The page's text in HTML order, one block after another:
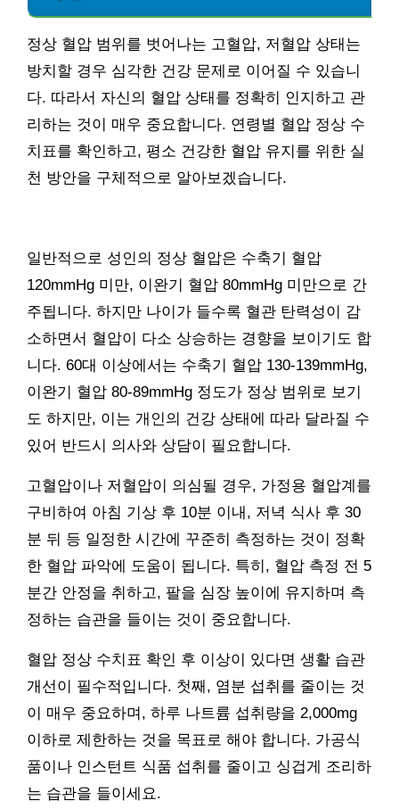
정상 혈압 범위를 벗어나는 고혈압, 저혈압 상태는
방치할 경우 심각한 건강 문제로 이어질 수 있습니
다. 따라서 자신의 혈압 상태를 정확히 인지하고 관
리하는 것이 매우 중요합니다. 연령별 혈압 정상 수
치표를 확인하고, 평소 건강한 혈압 유지를 위한 실
천 방안을 구체적으로 알아보겠습니다.
일반적으로 성인의 정상 혈압은 수축기 혈압
120mmHg 미만, 이완기 혈압 80mmHg 미만으로 간
주됩니다. 하지만 나이가 들수록 혈관 탄력성이 감
소하면서 혈압이 다소 상승하는 경향을 보이기도 합
니다. 60대 이상에서는 수축기 혈압 130-139mmHg,
이완기 혈압 80-89mmHg 정도가 정상 범위로 보기
도 하지만, 이는 개인의 건강 상태에 따라 달라질 수
있어 반드시 의사와 상담이 필요합니다.
고혈압이나 저혈압이 의심될 경우, 가정용 혈압계를
구비하여 아침 기상 후 10분 이내, 저녁 식사 후 30
분 뒤 등 일정한 시간에 꾸준히 측정하는 것이 정확
한 혈압 파악에 도움이 됩니다. 특히, 혈압 측정 전 5
분간 안정을 취하고, 팔을 심장 높이에 유지하며 측
정하는 습관을 들이는 것이 중요합니다.
혈압 정상 수치표 확인 후 이상이 있다면 생활 습관
개선이 필수적입니다. 첫째, 염분 섭취를 줄이는 것
이 매우 중요하며, 하루 나트륨 섭취량을 2,000mg
이하로 제한하는 것을 목표로 해야 합니다. 가공식
품이나 인스턴트 식품 섭취를 줄이고 싱겁게 조리하
는 습관을 들이세요.